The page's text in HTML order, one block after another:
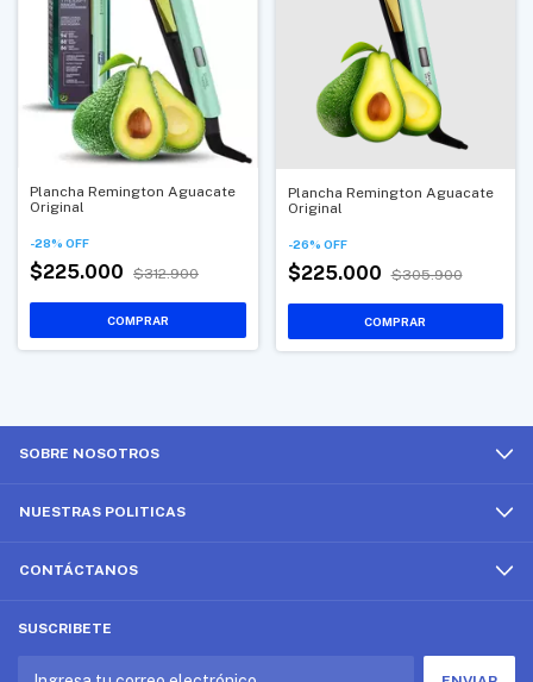
Plancha Remington Aguacate
Original
-28% OFF
$225.000 $312.900
Plancha Remington Aguacate
Original
-26% OFF
$225.000 $305.900
SOBRE NOSOTROS
NUESTRAS POLITICAS
CONTÁCTANOS
SUSCRIBETE